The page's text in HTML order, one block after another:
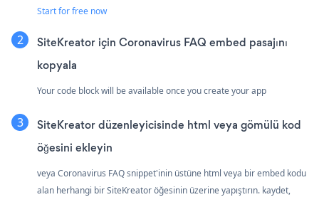
Start for free now
SiteKreator için Coronavirus FAQ embed pasajını
kopyala
Your code block will be available once you create your app
SiteKreator düzenleyicisinde html veya gömülü kod
öğesini ekleyin
veya Coronavirus FAQ snippet'inin üstüne html veya bir embed kodu
alan herhangi bir SiteKreator öğesinin üzerine yapıştırın. kaydet,